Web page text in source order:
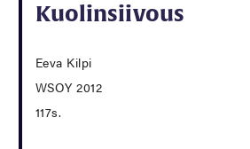
Kuolinsiivous
Eeva Kilpi
WSOY 2012
117s.